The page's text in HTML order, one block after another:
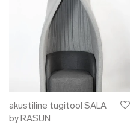
akustiline tugitool SALA
by RASUN